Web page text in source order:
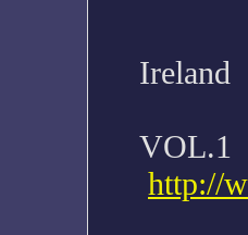
Ireland
VOL.1
http://